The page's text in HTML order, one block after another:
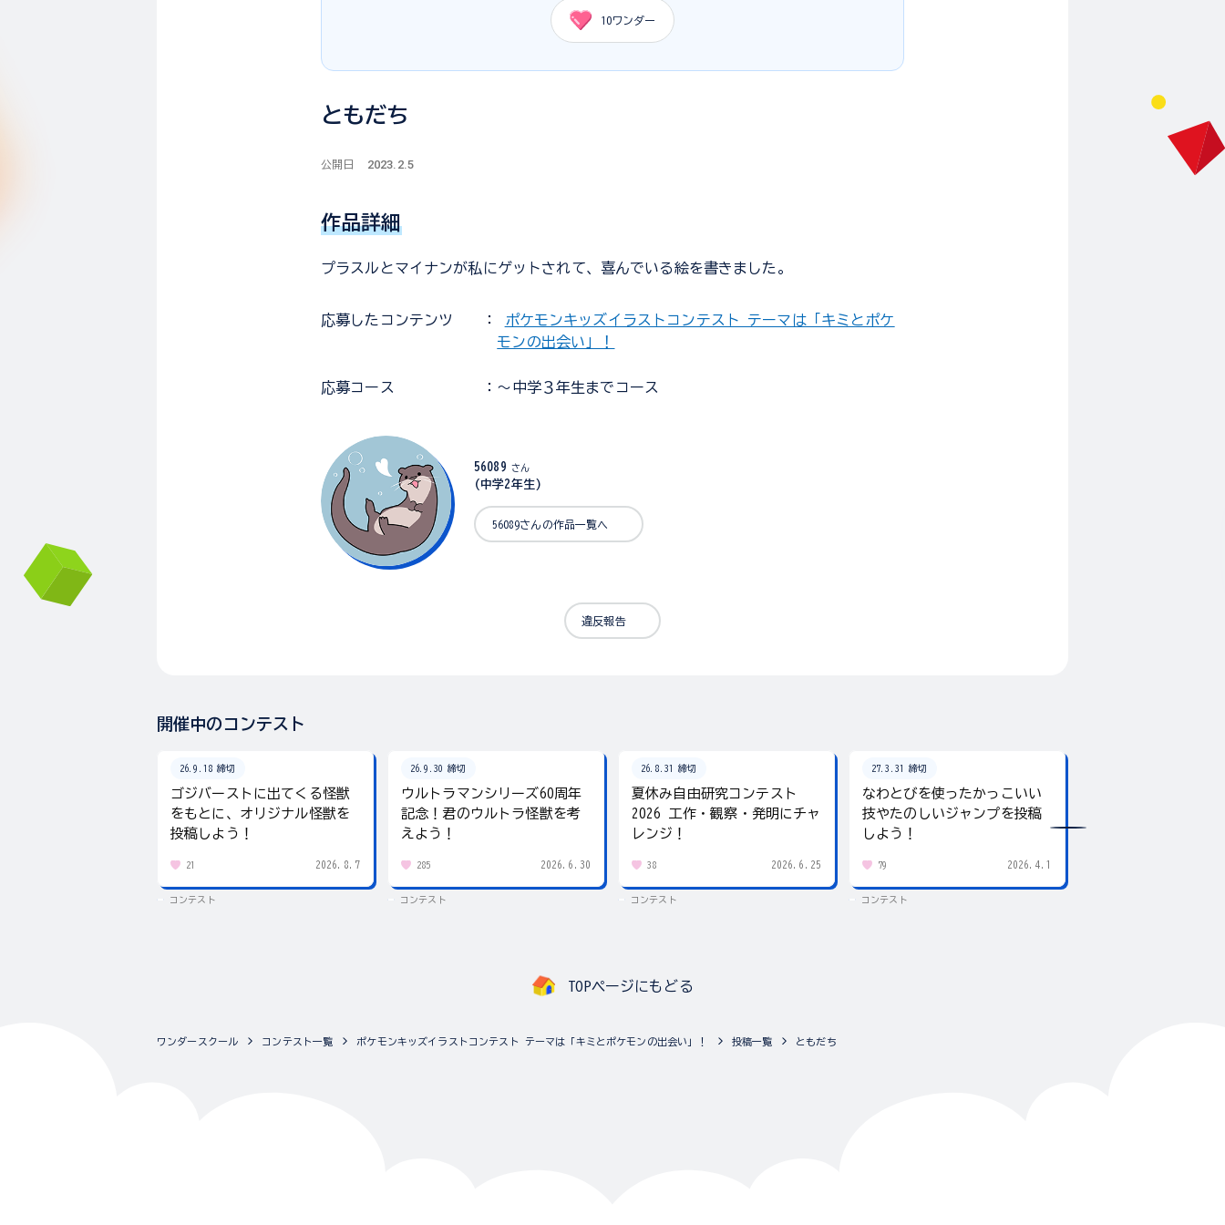
10ワンダー
ともだち
公開日 2023.2.5
作品詳細
プラスルとマイナンが私にゲットされて、喜んでいる絵を書きました。
応募した コンテンツ ：
ポケモンキッズイラストコンテスト テーマは「キミとポケ
モンの出会い」！
応募コース ：～中学３年生までコース
56089 さん
(中学2年生)
56089さんの作品一覧へ
違反報告
開催中のコンテスト
26.9.18 締切
ゴジバーストに出てくる怪獣
をもとに、オリジナル怪獣を
投稿しよう！
21 2026.8.7
コンテスト
26.9.30 締切
ウルトラマンシリーズ60周年
記念！君のウルトラ怪獣を考
えよう！
285 2026.6.30
コンテスト
26.8.31 締切
夏休み自由研究コンテスト
2026 工作・観察・発明にチャ
レンジ！
38 2026.6.25
コンテスト
27.3.31 締切
なわとびを使ったかっこいい
技やたのしいジャンプを投稿
しよう！
79 2026.4.1
コンテスト
TOPページにもどる
ワンダースクール コンテスト一覧 ポケモンキッズイラストコンテスト テーマは「キミとポケモンの出会い」！ 投稿一覧 ともだち